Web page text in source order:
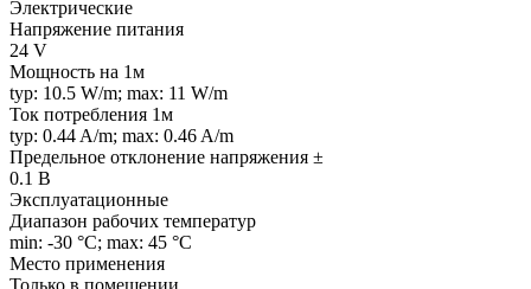
Электрические
Напряжение питания
24 V
Мощность на 1м
typ: 10.5 W/m; max: 11 W/m
Ток потребления 1м
typ: 0.44 A/m; max: 0.46 A/m
Предельное отклонение напряжения ±
0.1 В
Эксплуатационные
Диапазон рабочих температур
min: -30 °C; max: 45 °C
Место применения
Только в помещении